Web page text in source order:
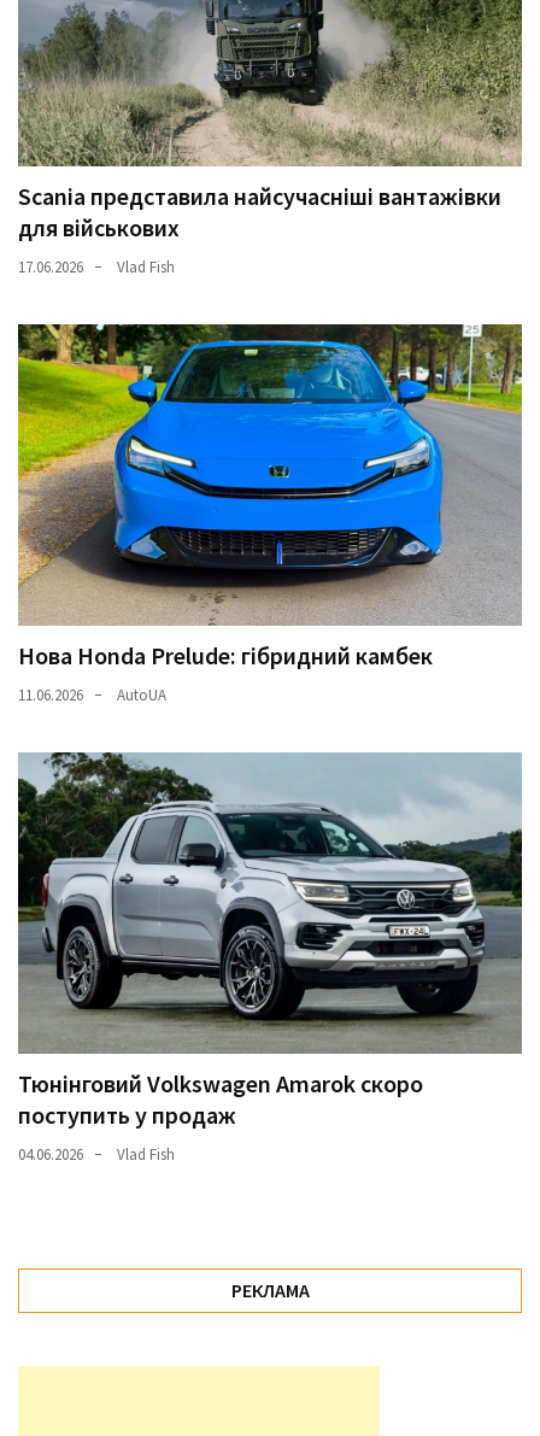
Scania представила найсучасніші вантажівки
для військових
17.06.2026 Vlad Fish
Нова Honda Prelude: гібридний камбек
11.06.2026 AutoUA
Тюнінговий Volkswagen Amarok скоро
поступить у продаж
04.06.2026 Vlad Fish
РЕКЛАМА